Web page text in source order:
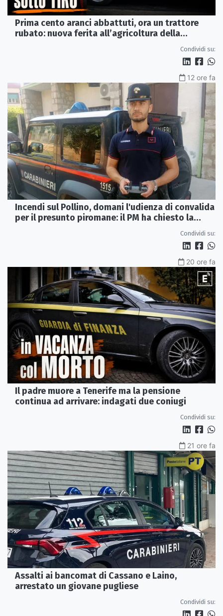
Prima cento aranci abbattuti, ora un trattore
rubato: nuova ferita all’agricoltura della
Condividi su:
12 ore fa
Incendi sul Pollino, domani l'udienza di convalida
per il presunto piromane: il PM ha chiesto la
Condividi su:
20 ore fa
Il padre muore a Tenerife ma la pensione
continua ad arrivare: indagati due coniugi
Condividi su:
21 ore fa
Assalti ai bancomat di Cassano e Laino,
arrestato un giovane pugliese
Condividi su: